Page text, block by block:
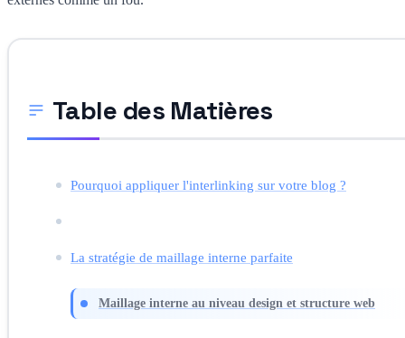
Table des Matières
Pourquoi appliquer l'interlinking sur votre blog ?
La stratégie de maillage interne parfaite
Maillage interne au niveau design et structure web